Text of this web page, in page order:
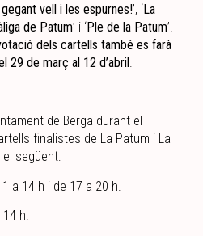
gegant vell i les espurnes!’, ‘La
de Patum’ i ‘Ple de la Patum’.
dels cartells també es farà
29 de març al 12 d’abril
de Berga durant el
finalistes de La Patum i La
següent:
a 14 h i de 17 a 20 h.
14 h.